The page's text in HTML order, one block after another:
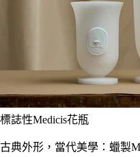
標誌性Medicis花瓶
古典外形，當代美學：蠟製